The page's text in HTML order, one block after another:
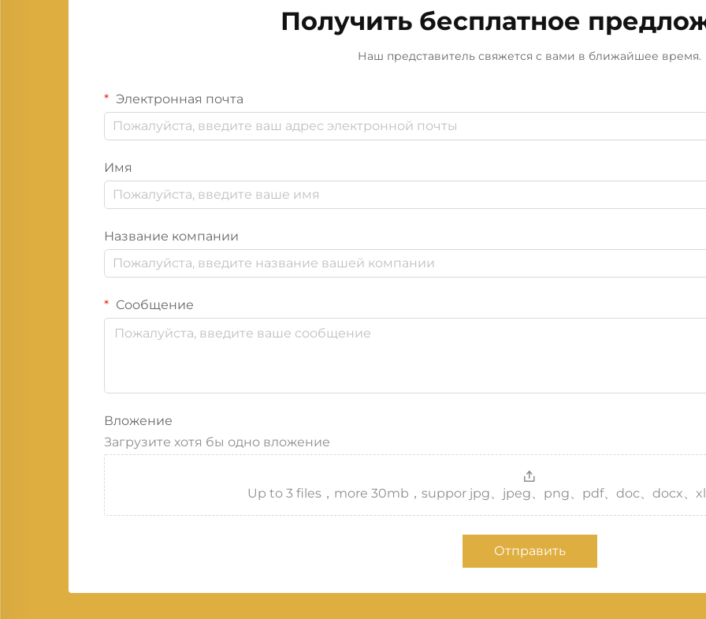
Получить бесплатное
Наш представитель свяжется с вами в ближайшее время.
Электронная почта
Имя
Название компании
Сообщение
Вложение
Загрузите хотя бы одно вложение
Up to 3 files，more 30mb，suppor jpg、jpeg、png、pdf、doc、docx、
Отправить